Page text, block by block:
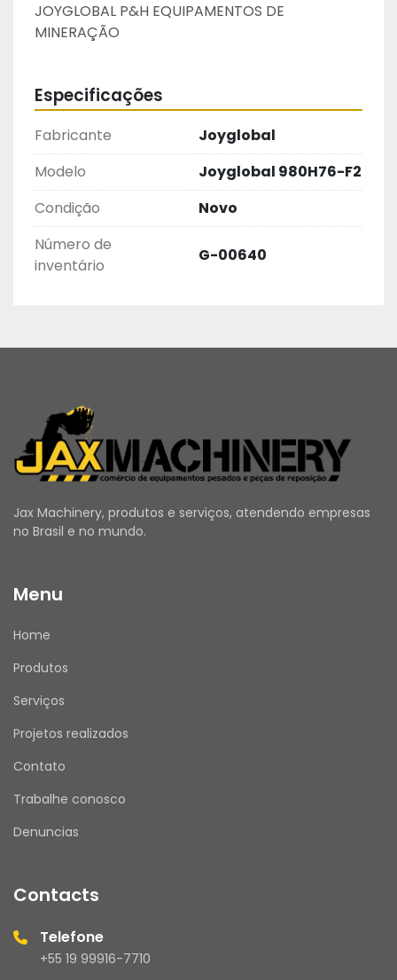
JOYGLOBAL P&H EQUIPAMENTOS DE
MINERAÇÃO
Especificações
Fabricante
Joyglobal
Modelo
Joyglobal 980H76-F2
Condição
Novo
Número de
inventário
G-00640
Jax Machinery, produtos e serviços, atendendo empresas
no Brasil e no mundo.
Menu
Home
Produtos
Serviços
Projetos realizados
Contato
Trabalhe conosco
Denuncias
Contacts
Telefone
+55 19 99916-7710